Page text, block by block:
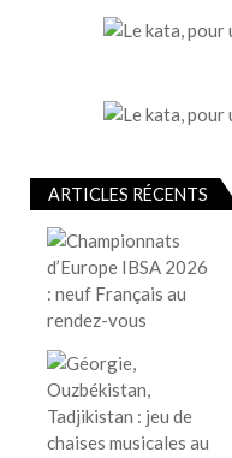
l
’
ARTICLES RÉCENTS